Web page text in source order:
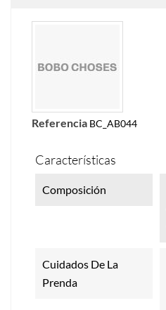
Referencia BC_AB044
Características
Composición
Cuidados De La
Prenda